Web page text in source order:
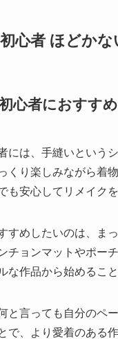
心者 ほどか
心者におすす
には、手縫いという
くり楽しみながら着
も安心してリメイク
すめしたいのは、ま
チョンマットやポー
な作品から始めるこ
と言っても自分のペ
で、より愛着のある